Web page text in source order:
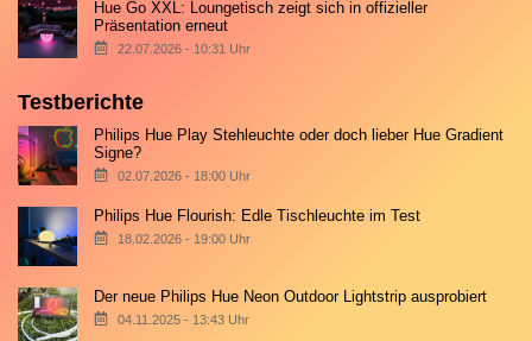
Hue Go XXL: Loungetisch zeigt sich in offizieller
Präsentation erneut
22.07.2026 - 10:31 Uhr
Testberichte
Philips Hue Play Stehleuchte oder doch lieber Hue Gradient
Signe?
02.07.2026 - 18:00 Uhr
Philips Hue Flourish: Edle Tischleuchte im Test
18.02.2026 - 19:00 Uhr
Der neue Philips Hue Neon Outdoor Lightstrip ausprobiert
04.11.2025 - 13:43 Uhr